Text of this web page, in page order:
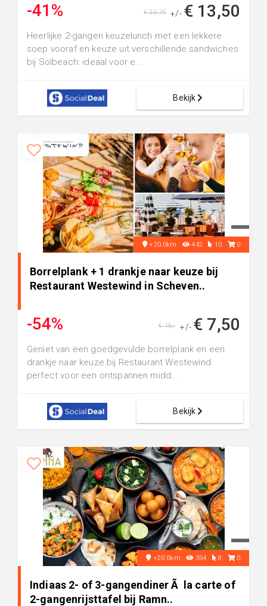
-41% +/- € 13,50
€ 22,75
Heerlijke 2-gangen keuzelunch met een lekkere
soep vooraf en keuze uit verschillende sandwiches
bij Solbeach: ideaal voor e...
Bekijk
+20.0km 442 10 0
Borrelplank + 1 drankje naar keuze bij
Restaurant Westewind in Scheven..
-54% +/- € 7,50
€ 16,-
Geniet van een goedgevulde borrelplank en een
drankje naar keuze bij Restaurant Westewind:
perfect voor een ontspannen midd...
Bekijk
+20.0km 354 8 0
Indiaas 2- of 3-gangendiner Ã la carte of
2-gangenrijsttafel bij Ramn..